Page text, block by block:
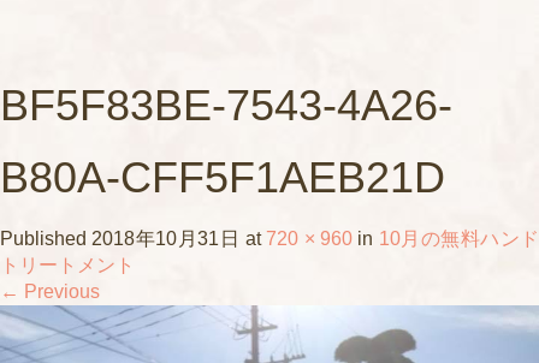
BF5F83BE-7543-4A26-
B80A-CFF5F1AEB21D
Published 2018年10月31日 at720 × 960in 10月の無料ハンド
トリートメント
← Previous